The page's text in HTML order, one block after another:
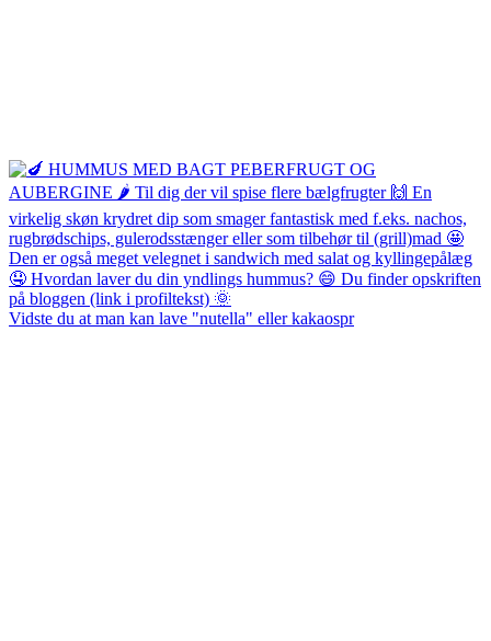
Vidste du at man kan lave "nutella" eller kakaospr